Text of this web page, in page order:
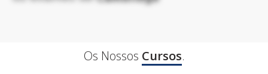
Os Nossos Cursos.